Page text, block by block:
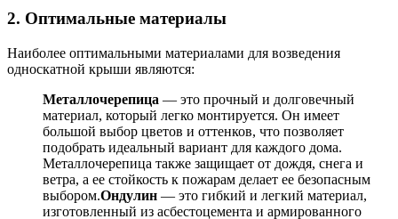
2. Оптимальные материалы
Наиболее оптимальными материалами для возведения
односкатной крыши являются:
Металлочерепица — это прочный и долговечный
материал, который легко монтируется. Он имеет
большой выбор цветов и оттенков, что позволяет
подобрать идеальный вариант для каждого дома.
Металлочерепица также защищает от дождя, снега и
ветра, а ее стойкость к пожарам делает ее безопасным
выбором.Ондулин — это гибкий и легкий материал,
изготовленный из асбестоцемента и армированного